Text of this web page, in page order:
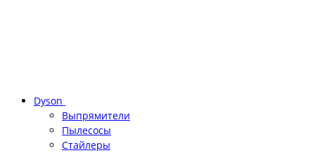
Dyson
Выпрямители
Пылесосы
Стайлеры